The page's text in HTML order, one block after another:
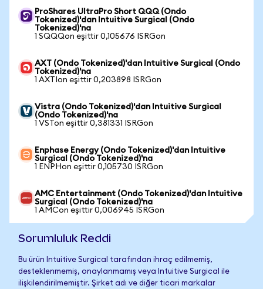
ProShares UltraPro Short QQQ (Ondo
Tokenized)'dan Intuitive Surgical (Ondo
Tokenized)'na
1 SQQQon eşittir 0,105676 ISRGon
AXT (Ondo Tokenized)'dan Intuitive Surgical (Ondo
Tokenized)'na
1 AXTIon eşittir 0,203898 ISRGon
Vistra (Ondo Tokenized)'dan Intuitive Surgical
(Ondo Tokenized)'na
1 VSTon eşittir 0,381331 ISRGon
Enphase Energy (Ondo Tokenized)'dan Intuitive
Surgical (Ondo Tokenized)'na
1 ENPHon eşittir 0,105730 ISRGon
AMC Entertainment (Ondo Tokenized)'dan Intuitive
Surgical (Ondo Tokenized)'na
1 AMCon eşittir 0,006945 ISRGon
Sorumluluk Reddi
Bu ürün Intuitive Surgical tarafından ihraç edilmemiş,
desteklenmemiş, onaylanmamış veya Intuitive Surgical ile
ilişkilendirilmemiştir. Şirket adı ve diğer ticari markalar